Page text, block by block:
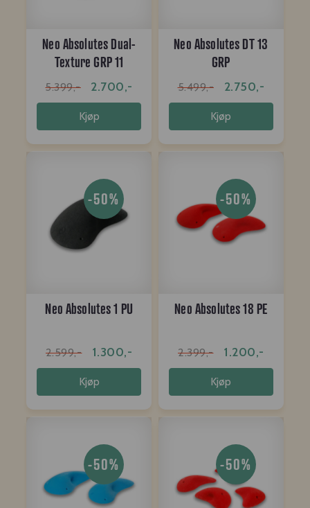
Neo Absolutes Dual-
Texture GRP 11
5.399,- 2.700,-
Kjøp
Neo Absolutes DT 13
GRP
5.499,- 2.750,-
Kjøp
-50%
Neo Absolutes 1 PU
2.599,- 1.300,-
Kjøp
-50%
Neo Absolutes 18 PE
2.399,- 1.200,-
Kjøp
-50% -50%